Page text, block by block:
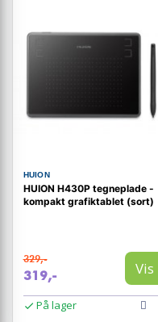
HUION
HUION H430P tegneplade -
kompakt grafiktablet (sort)
329,-
319,- Vis
På lager